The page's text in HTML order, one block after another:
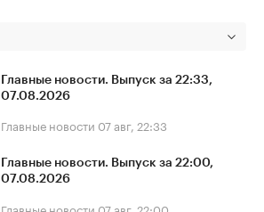
Главные новости. Выпуск за 22:33,
07.08.2026
Главные новости 07 авг, 22:33
Главные новости. Выпуск за 22:00,
07.08.2026
Главные новости 07 авг, 22:00